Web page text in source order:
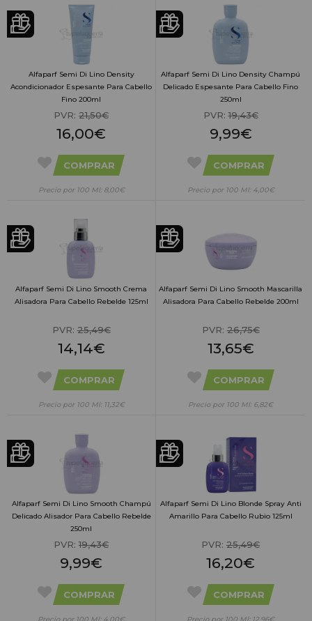
Alfaparf Semi Di Lino Density
Acondicionador Espesante Para Cabello
Fino 200ml
PVR: 21,50€
16,00€
COMPRAR
Precio por 100 Ml: 8,00€
Alfaparf Semi Di Lino Density Champú
Delicado Espesante Para Cabello Fino
250ml
PVR:19,43€
9,99€
COMPRAR
Precio por 100 Ml: 4,00€
Alfaparf Semi Di Lino Smooth Crema
Alisadora Para Cabello Rebelde 125ml
PVR:25,49€
14,14€
COMPRAR
Precio por 100 Ml: 11,32€
Alfaparf Semi Di Lino Smooth Mascarilla
Alisadora Para Cabello Rebelde 200ml
PVR:26,75€
13,65€
COMPRAR
Precio por 100 Ml: 6,82€
Alfaparf Semi Di Lino Smooth Champú
Delicado Alisador Para Cabello Rebelde
250ml
PVR: 19,43€
9,99€
COMPRAR
Precio por 100 Ml: 4,00€
Alfaparf Semi Di Lino Blonde Spray Anti
Amarillo Para Cabello Rubio 125ml
PVR: 25,49€
16,20€
COMPRAR
Precio por 100 Ml: 12,96€